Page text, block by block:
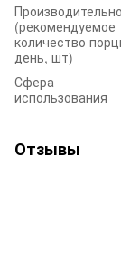
(рекомендуемое
количество
день, шт)
Сфера
использования
Отзывы